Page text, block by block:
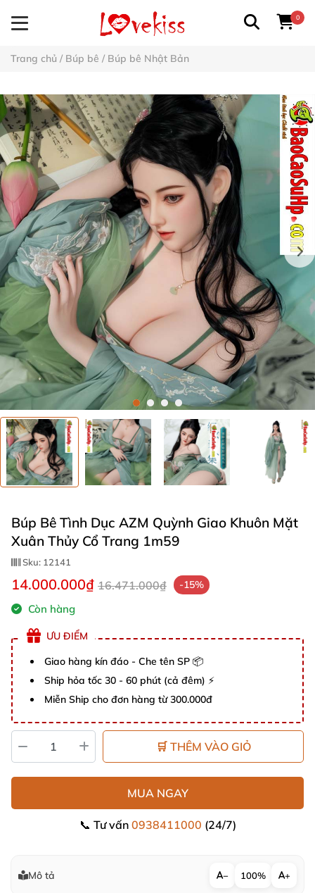
0
Trang chủ / Búp bê / Búp bê Nhật Bản
Búp Bê Tình Dục AZM Quỳnh Giao Khuôn Mặt
Xuân Thủy Cổ Trang 1m59
Sku: 12141
14.000.000₫ 16.471.000₫ -15%
Còn hàng
ƯU ĐIỂM
Giao hàng kín đáo - Che tên SP 📦
Ship hỏa tốc 30 - 60 phút (cả đêm) ⚡
Miễn Ship cho đơn hàng từ 300.000đ
🛒 THÊM VÀO GIỎ
MUA NGAY
📞 Tư vấn 0938411000 (24/7)
Mô tả − 100% +